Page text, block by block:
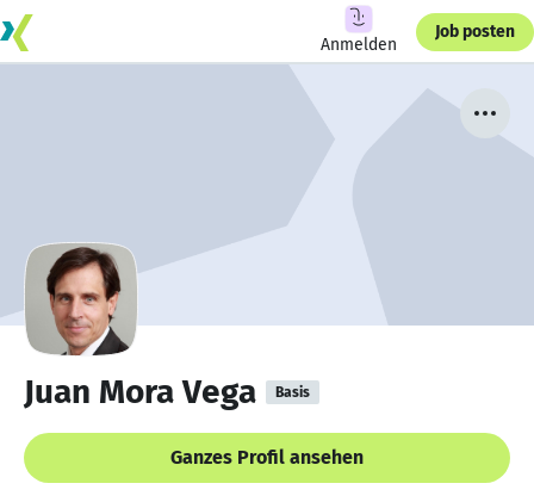
Anmelden
Job posten
Juan Mora Vega Basis
Ganzes Profil ansehen